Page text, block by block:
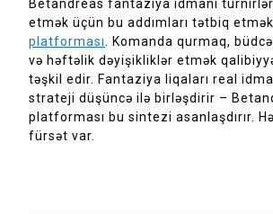
Betandreas fantaziya idmanı
etmək üçün bu addımları tətbiq
platforması
. Komanda qurmaq,
və həftəlik dəyişikliklər etmək
təşkil edir. Fantaziya liqaları real
strateji düşüncə ilə birləşdirir –
platforması bu sintezi asanlaşdırır.
fürsət var.